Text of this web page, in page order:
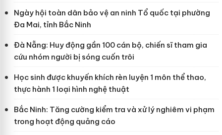
Ngày hội toàn dân bảo vệ an ninh Tổ quốc tại phường
Đa Mai, tỉnh Bắc Ninh
Đà Nẵng: Huy động gần 100 cán bộ, chiến sĩ tham gia
cứu nhóm người bị sóng cuốn trôi
Học sinh được khuyến khích rèn luyện 1 môn thể thao,
thực hành 1 loại hình nghệ thuật
Bắc Ninh: Tăng cường kiểm tra và xử lý nghiêm vi phạm
trong hoạt động quảng cáo